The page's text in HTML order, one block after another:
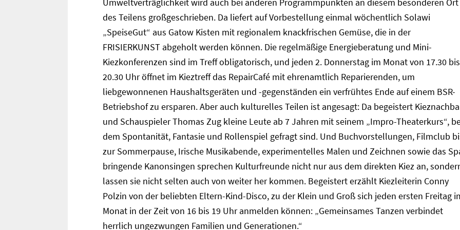
Umweltverträglichkeit wird auch bei anderen Programmpunkten an diesem besonderen Ort
des Teilens großgeschrieben. Da liefert auf Vorbestellung einmal wöchentlich Solawi
„SpeiseGut“ aus Gatow Kisten mit regionalem knackfrischen Gemüse, die in der
FRISIERKUNST abgeholt werden können. Die regelmäßige Energieberatung und Mini-
Kiezkonferenzen sind im Treff obligatorisch, und jeden 2. Donnerstag im Monat von 17.30 bis
20.30 Uhr öffnet im Kieztreff das RepairCafé mit ehrenamtlich Reparierenden, um
liebgewonnenen Haushaltsgeräten und -gegenständen ein verfrühtes Ende auf einem BSR-
Betriebshof zu ersparen. Aber auch kulturelles Teilen ist angesagt: Da begeistert
und Schauspieler Thomas Zug kleine Leute ab 7 Jahren mit seinem „Impro-Theaterkurs“,
dem Spontanität, Fantasie und Rollenspiel gefragt sind. Und Buchvorstellungen, Filmclub
zur Sommerpause, Irische Musikabende, experimentelles Malen und Zeichnen sowie das
bringende Kanonsingen sprechen Kulturfreunde nicht nur aus dem direkten Kiez an,
lassen sie nicht selten auch von weiter her kommen. Begeistert erzählt Kiezleiterin Conny
Polzin von der beliebten Eltern-Kind-Disco, zu der Klein und Groß sich jeden ersten Freitag
Monat in der Zeit von 16 bis 19 Uhr anmelden können: „Gemeinsames Tanzen verbindet
herrlich ungezwungen Familien und Generationen.“